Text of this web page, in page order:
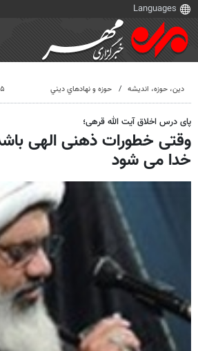
دين، حوزه، انديشه حوزه و نهادهاي ديني ۱۵
پای درس اخلاق آیت الله قرهی؛
وقتی خطورات ذهنی الهی
خدا می شود